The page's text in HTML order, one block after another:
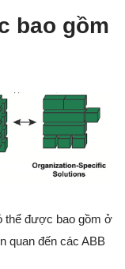
bao gồm
thể được bao gồm ở
quan đến các ABB